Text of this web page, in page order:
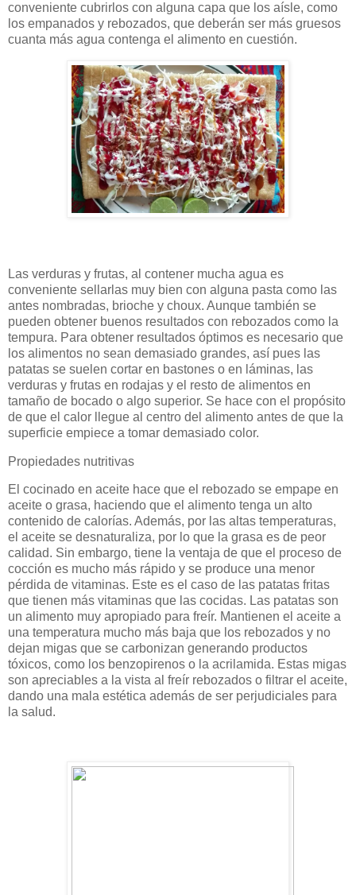
conveniente cubrirlos con alguna capa que los aísle, como
los empanados y rebozados, que deberán ser más gruesos
cuanta más agua contenga el alimento en cuestión.
Las verduras y frutas, al contener mucha agua es
conveniente sellarlas muy bien con alguna pasta como las
antes nombradas, brioche y choux. Aunque también se
pueden obtener buenos resultados con rebozados como la
tempura. Para obtener resultados óptimos es necesario que
los alimentos no sean demasiado grandes, así pues las
patatas se suelen cortar en bastones o en láminas, las
verduras y frutas en rodajas y el resto de alimentos en
tamaño de bocado o algo superior. Se hace con el propósito
de que el calor llegue al centro del alimento antes de que la
superficie empiece a tomar demasiado color.
Propiedades nutritivas
El cocinado en aceite hace que el rebozado se empape en
aceite o grasa, haciendo que el alimento tenga un alto
contenido de calorías. Además, por las altas temperaturas,
el aceite se desnaturaliza, por lo que la grasa es de peor
calidad. Sin embargo, tiene la ventaja de que el proceso de
cocción es mucho más rápido y se produce una menor
pérdida de vitaminas. Este es el caso de las patatas fritas
que tienen más vitaminas que las cocidas. Las patatas son
un alimento muy apropiado para freír. Mantienen el aceite a
una temperatura mucho más baja que los rebozados y no
dejan migas que se carbonizan generando productos
tóxicos, como los benzopirenos o la acrilamida. Estas migas
son apreciables a la vista al freír rebozados o filtrar el aceite,
dando una mala estética además de ser perjudiciales para
la salud.